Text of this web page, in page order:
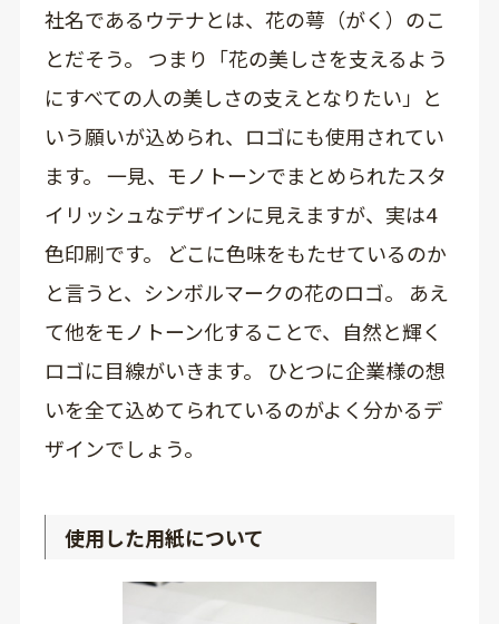
社名であるウテナとは、花の萼（がく）のこ
とだそう。 つまり「花の美しさを支えるよう
にすべての人の美しさの支えとなりたい」と
いう願いが込められ、ロゴにも使用されてい
ます。 一見、モノトーンでまとめられたスタ
イリッシュなデザインに見えますが、実は4
色印刷です。 どこに色味をもたせているのか
と言うと、シンボルマークの花のロゴ。 あえ
て他をモノトーン化することで、自然と輝く
ロゴに目線がいきます。 ひとつに企業様の想
いを全て込めてられているのがよく分かるデ
ザインでしょう。
使用した用紙について